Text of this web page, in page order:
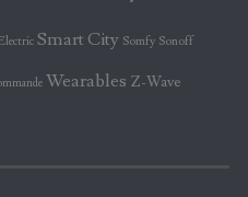
Smart City Somfy Sonoff
Wearables Z-Wave